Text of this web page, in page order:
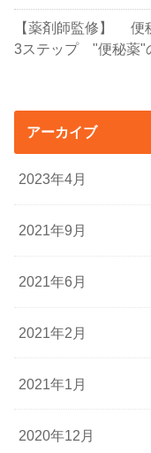
【薬剤師監修】 便
3ステップ "便秘薬"
アーカイブ
2023年4月
2021年9月
2021年6月
2021年2月
2021年1月
2020年12月